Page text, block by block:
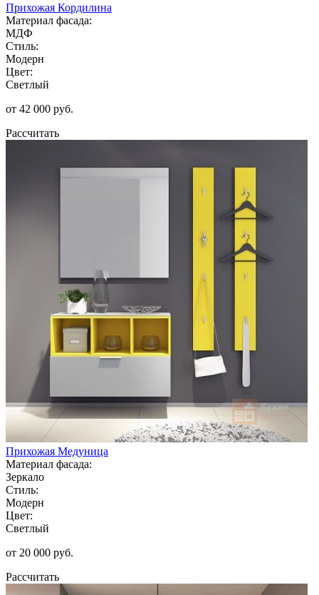
Прихожая Кордилина
Материал фасада:
МДФ
Стиль:
Модерн
Цвет:
Светлый
от 42 000 руб.
Рассчитать
Прихожая Медуница
Материал фасада:
Зеркало
Стиль:
Модерн
Цвет:
Светлый
от 20 000 руб.
Рассчитать